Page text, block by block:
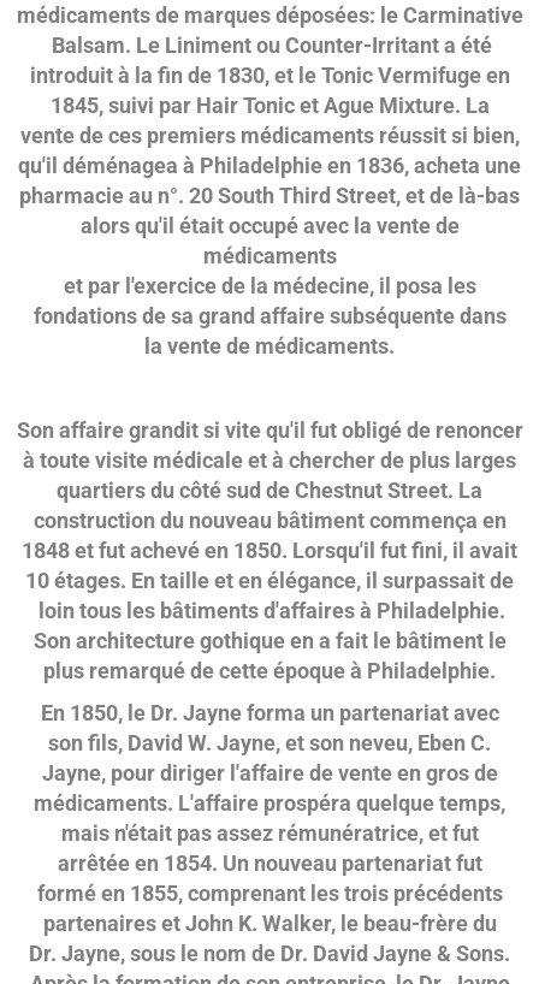
médicaments de marques déposées: le Carminative
Balsam. Le Liniment ou Counter-Irritant a été
introduit à la fin de 1830, et le Tonic Vermifuge en
1845, suivi par Hair Tonic et Ague Mixture. La
vente de ces premiers médicaments réussit si bien,
qu'il déménagea à Philadelphie en 1836, acheta une
pharmacie au n°. 20 South Third Street, et de là-bas
alors qu'il était occupé avec la vente de
médicaments
et par l'exercice de la médecine, il posa les
fondations de sa grand affaire subséquente dans
la vente de médicaments.
Son affaire grandit si vite qu'il fut obligé de renoncer
à toute visite médicale et à chercher de plus larges
quartiers du côté sud de Chestnut Street. La
construction du nouveau bâtiment commença en
1848 et fut achevé en 1850. Lorsqu'il fut fini, il avait
10 étages. En taille et en élégance, il surpassait de
loin tous les bâtiments d'affaires à Philadelphie.
Son architecture gothique en a fait le bâtiment le
plus remarqué de cette époque à Philadelphie.
En 1850, le Dr. Jayne forma un partenariat avec
son fils, David W. Jayne, et son neveu, Eben C.
Jayne, pour diriger l'affaire de vente en gros de
médicaments. L'affaire prospéra quelque temps,
mais n'était pas assez rémunératrice, et fut
arrêtée en 1854. Un nouveau partenariat fut
formé en 1855, comprenant les trois précédents
partenaires et John K. Walker, le beau-frère du
Dr. Jayne, sous le nom de Dr. David Jayne & Sons.